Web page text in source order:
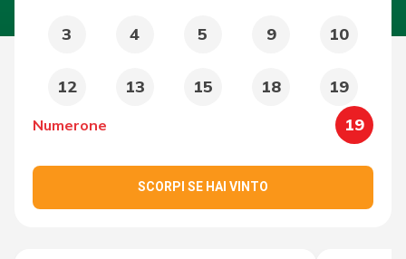
3 4 5 9 10
12 13 15 18 19
Numerone 19
SCORPI SE HAI VINTO